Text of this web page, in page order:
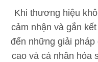
Khi thương hiệu
cảm nhận và gắn
đến những giải
cao và cá nhân hóa